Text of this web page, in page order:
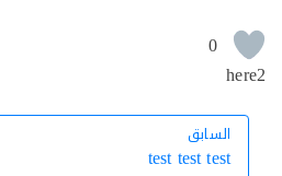
0
السابق
test test test